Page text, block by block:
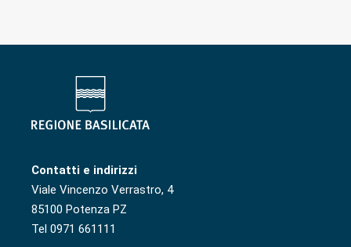
Contatti e indirizzi
Viale Vincenzo Verrastro, 4
85100 Potenza PZ
Tel 0971 661111